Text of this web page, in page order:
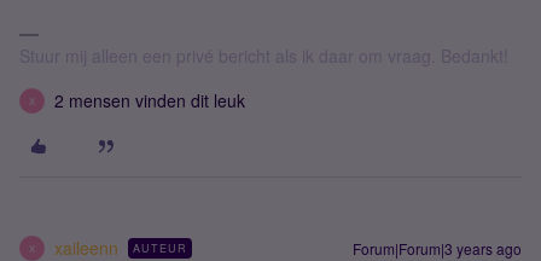
Stuur mij alleen een privé bericht als ik daar om vraag. Bedankt!
X 2 mensen vinden dit leuk
X xaileenn AUTEUR Forum|Forum|3 years ago